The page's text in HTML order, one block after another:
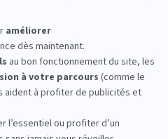
de literie Bultex
couette) ?
LA FAQ